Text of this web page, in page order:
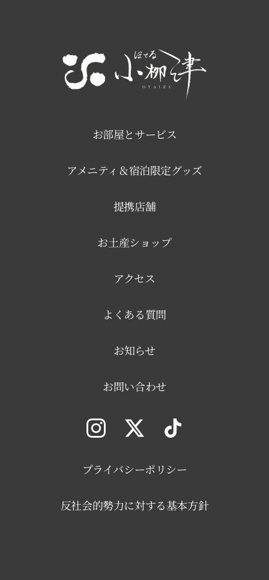
お部屋とサービス
アメニティ＆宿泊限定グッズ
提携店舗
お土産ショップ
アクセス
よくある質問
お知らせ
お問い合わせ
プライバシーポリシー
反社会的勢力に対する基本方針